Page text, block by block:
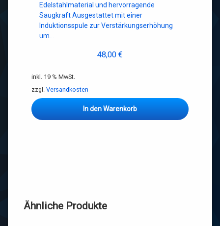
Edelstahlmaterial und hervorragende
Saugkraft Ausgestattet mit einer
Induktionsspule zur Verstärkungserhöhung
um…
48,00 €
inkl. 19 % MwSt.
zzgl. Versandkosten
In den Warenkorb
Ähnliche Produkte